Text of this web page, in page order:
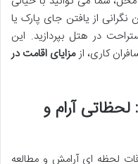
از یافتن جای پارک یا
در هتل بپردازید. این
کاری، ازمزایای اقامت در
لحظاتی آرام و
لحظه ای آرامش و مطالعه